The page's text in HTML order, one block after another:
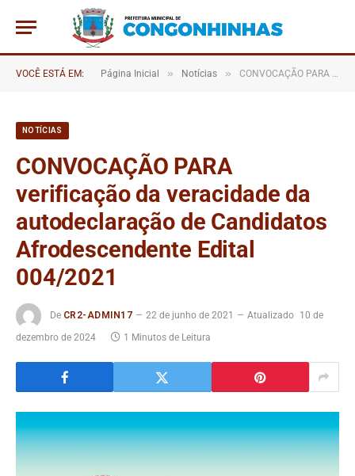
VOCÊ ESTÁ EM: Página Inicial » Notícias » CONVOCAÇÃO PARA verificação da veracidade da autodeclaração de Candidatos Afrodescendente Edital 004/2021
NOTÍCIAS
CONVOCAÇÃO PARA
verificação da veracidade da
autodeclaração de Candidatos
Afrodescendente Edital
004/2021
De CR2-ADMIN17 22 de junho de 2021 Atualizado 10 de
dezembro de 2024
1 Minutos de Leitura